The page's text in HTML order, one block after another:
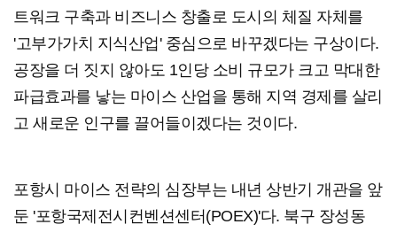
트워크 구축과 비즈니스 창출로 도시의 체질 자체를
'고부가가치 지식산업' 중심으로 바꾸겠다는 구상이다.
공장을 더 짓지 않아도 1인당 소비 규모가 크고 막대한
파급효과를 낳는 마이스 산업을 통해 지역 경제를 살리
고 새로운 인구를 끌어들이겠다는 것이다.
포항시 마이스 전략의 심장부는 내년 상반기 개관을 앞
둔 '포항국제전시컨벤션센터(POEX)'다. 북구 장성동